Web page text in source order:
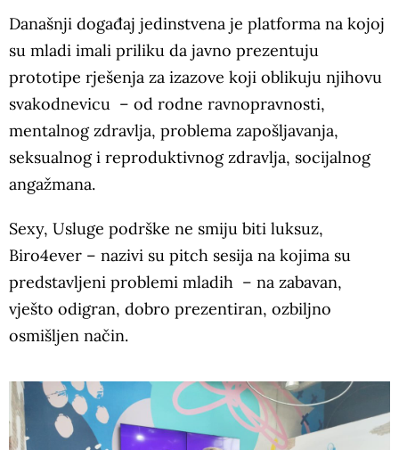
Današnji događaj jedinstvena je platforma na kojoj
su mladi imali priliku da javno prezentuju
prototipe rješenja za izazove koji oblikuju njihovu
svakodnevicu – od rodne ravnopravnosti,
mentalnog zdravlja, problema zapošljavanja,
seksualnog i reproduktivnog zdravlja, socijalnog
angažmana.
Sexy, Usluge podrške ne smiju biti luksuz,
Biro4ever – nazivi su pitch sesija na kojima su
predstavljeni problemi mladih – na zabavan,
vješto odigran, dobro prezentiran, ozbiljno
osmišljen način.